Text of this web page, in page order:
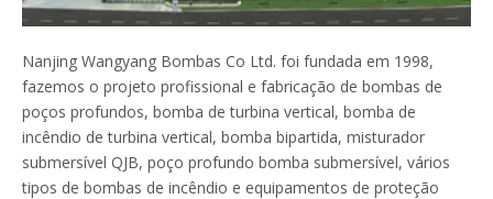
Nanjing Wangyang Bombas Co Ltd. foi fundada em 1998,
fazemos o projeto profissional e fabricação de bombas de
poços profundos, bomba de turbina vertical, bomba de
incêndio de turbina vertical, bomba bipartida, misturador
submersível QJB, poço profundo bomba submersível, vários
tipos de bombas de incêndio e equipamentos de proteção